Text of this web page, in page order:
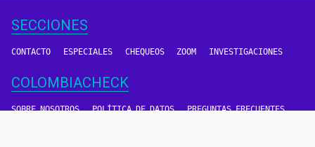
SECCIONES
CONTACTO ESPECIALES CHEQUEOS ZOOM INVESTIGACIONES
COLOMBIACHECK
SOBRE NOSOTROS POLÍTICA DE DATOS PREGUNTAS FRECUENTES